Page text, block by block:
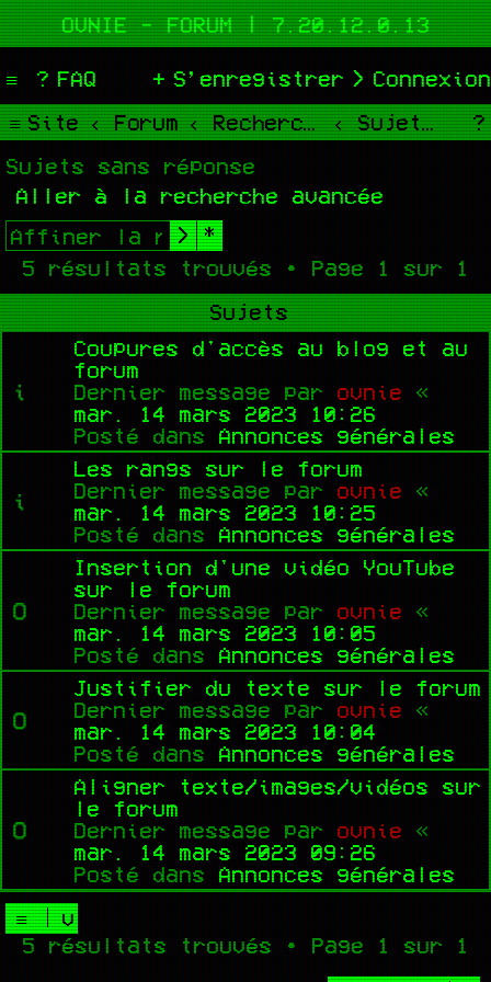
OVNIE - FORUM | 7.20.12.0.13
FAQ Connexion
S’enregistrer
Site Forum Rechercher Sujets sans réponse
Sujets sans réponse
Aller à la recherche avancée
Rechercher
Recherche avancée
5 résultats trouvés • Page
1 sur 1
Sujets
Coupures d'accès au blog et au
forum
Dernier message par ovnie «
mar. 14 mars 2023 10:26
Posté dans Annonces générales
Les rangs sur le forum
Dernier message par ovnie «
mar. 14 mars 2023 10:25
Posté dans Annonces générales
Insertion d'une vidéo YouTube
sur le forum
Dernier message par ovnie «
mar. 14 mars 2023 10:05
Posté dans Annonces générales
Justifier du texte sur le forum
Dernier message par ovnie «
mar. 14 mars 2023 10:04
Posté dans Annonces générales
Aligner texte/images/vidéos sur
le forum
Dernier message par ovnie «
mar. 14 mars 2023 09:26
Posté dans Annonces générales
5 résultats trouvés • Page 1 sur 1